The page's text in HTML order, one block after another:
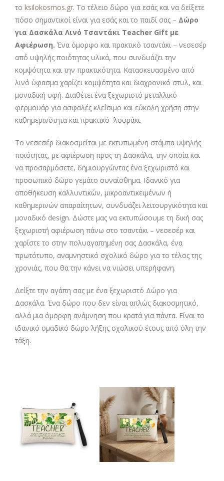
το ksilokosmos.gr. Το τέλειο δώρο για εσάς και να δείξετε
πόσο σημαντικοί είναι για εσάς και το παιδί σας – Δώρο
για Δασκάλα Λινό Τσαντάκι Teacher Gift με
Αφιέρωση. Ένα όμορφο και πρακτικό τσαντάκι – νεσεσέρ
από υψηλής ποιότητας υλικά, που συνδυάζει την
κομψότητα και την πρακτικότητα. Κατασκευασμένο από
λινό ύφασμα χαρίζει κομψότητα και διαχρονικό στυλ, και
μοναδική υφή. Διαθέτει ένα ξεχωριστό μεταλλικό
φερμουάρ για ασφαλές κλείσιμο και εύκολη χρήση στην
καθημερινότητα και πρακτικό λουράκι.
Το νεσεσέρ διακοσμείται με εκτυπωμένη στάμπα υψηλής
ποιότητας, με αφιέρωση προς τη Δασκάλα, την οποία και
να προσαρμόσετε, δημιουργώντας ένα ξεχωριστό και
προσωπικό δώρο γεμάτο συναίσθημα. Ιδανικό για
αποθήκευση καλλυντικών, μικροαντικειμένων ή
καθημερινών απαραίτητων, συνδυάζει λειτουργικότητα και
μοναδικό design. Δώστε μας να εκτυπώσουμε τη δική σας
ξεχωριστή αφιέρωση πάνω στο τσαντάκι – νεσεσέρ και
χαρίστε το στην πολυαγαπημένη σας Δασκάλα, ένα
πρωτότυπο, αναμνηστικό σχολικ΄ο δώρο για το τέλος της
χρονιάς, που θα την κάνει να νιώσει υπερήφανη.
Δείξτε την αγάπη σας με ένα ξεχωριστό Δώρο για
Δασκάλα. Ένα δώρο που δεν είναι απλώς διακοσμητικό,
αλλά μια όμορφη ανάμνηση που κρατά για πάντα. Είναι το
ιδανικό ομαδικό δώρο λήξης σχολικού έτους από όλη την
τάξη.